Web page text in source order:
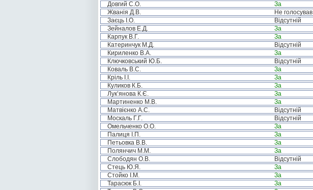
Довгий С.О.
За
Жванія Д.В.
Не голосував
Заєць І.О.
Відсутній
Зейналов Е.Д.
За
Карпук В.Г.
За
Катеринчук М.Д.
Відсутній
Кириленко В.А.
За
Ключковський Ю.Б.
Відсутній
Коваль В.С.
За
Кріль І.І.
За
Куликов К.Б.
За
Лук’янова К.Є.
За
Мартиненко М.В.
За
Матвієнко А.С.
Відсутній
Москаль Г.Г.
Відсутній
Омельченко О.О.
За
Палиця І.П.
За
Петьовка В.В.
За
Полянчич М.М.
За
Слободян О.В.
Відсутній
Стець Ю.Я.
За
Стойко І.М.
За
Тарасюк Б.І.
За